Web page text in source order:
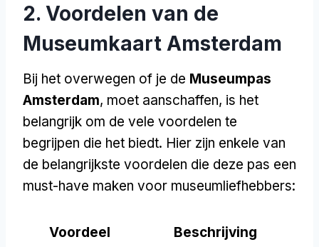
2. Voordelen van de
Museumkaart Amsterdam
Bij het overwegen of je de Museumpas
Amsterdam, moet aanschaffen, is het
belangrijk om de vele voordelen te
begrijpen die het biedt. Hier zijn enkele van
de belangrijkste voordelen die deze pas een
must-have maken voor museumliefhebbers:
Voordeel Beschrijving